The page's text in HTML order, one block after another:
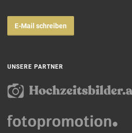
E-Mail schreiben
UNSERE PARTNER